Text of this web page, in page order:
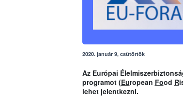
2020. január 9, csütörtök
Az Európai
programot (European Food R
lehet jelentkezni.